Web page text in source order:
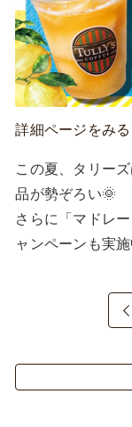
詳細ページをみる
この夏、タリー
品が勢ぞろい🌞
さらに「マドレ
ャンペーンも実